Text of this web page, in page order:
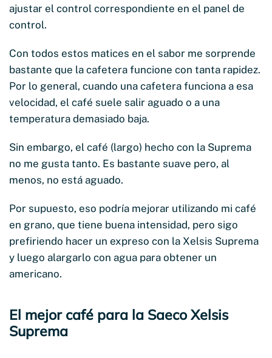
ajustar el control correspondiente en el panel de
control.
Con todos estos matices en el sabor me sorprende
bastante que la cafetera funcione con tanta rapidez.
Por lo general, cuando una cafetera funciona a esa
velocidad, el café suele salir aguado o a una
temperatura demasiado baja.
Sin embargo, el café (largo) hecho con la Suprema
no me gusta tanto. Es bastante suave pero, al
menos, no está aguado.
Por supuesto, eso podría mejorar utilizando mi café
en grano, que tiene buena intensidad, pero sigo
prefiriendo hacer un expreso con la Xelsis Suprema
y luego alargarlo con agua para obtener un
americano.
El mejor café para la Saeco Xelsis
Suprema